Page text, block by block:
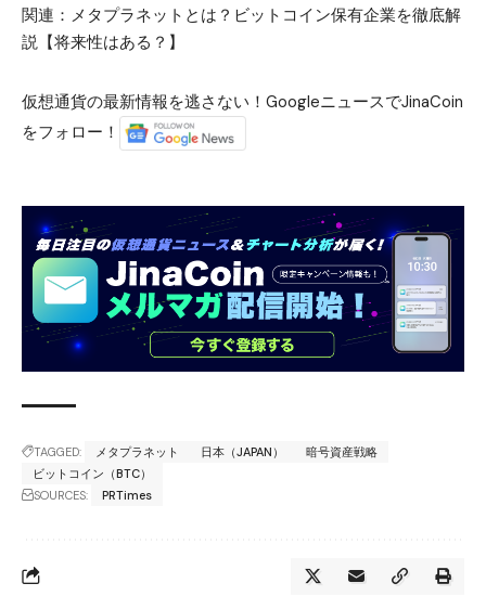
関連： メタプラネットとは？ビットコイン保有企業を徹底解
説【将来性はある？】
仮想通貨の最新情報を逃さない！GoogleニュースでJinaCoin
をフォロー！
TAGGED: メタプラネット 日本（JAPAN）
暗号資産戦略
ビットコイン（BTC）
SOURCES:
PRTimes